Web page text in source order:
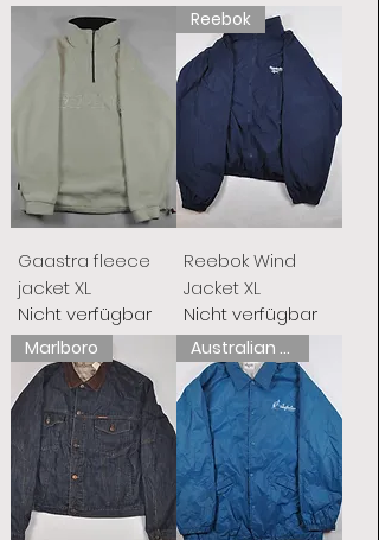
Gaastra fleece
jacket XL
Nicht verfügbar
Reebok
Reebok Wind
Jacket XL
Nicht verfügbar
Marlboro Australian L'Alpina